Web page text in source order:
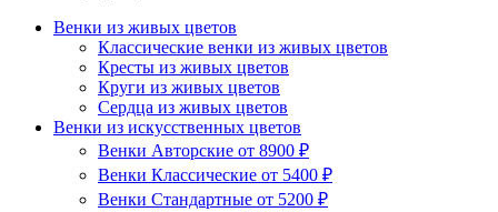
Венки из живых цветов
Классические венки из живых цветов
Кресты из живых цветов
Круги из живых цветов
Сердца из живых цветов
Венки из искусственных цветов
Венки Авторские от 8900 ₽
Венки Классические от 5400 ₽
Венки Стандартные от 5200 ₽